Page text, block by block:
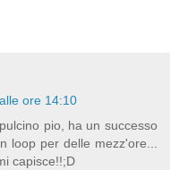
ore 14:10
pio, ha un successo
loop per delle mezz'ore...
capisce!!;D